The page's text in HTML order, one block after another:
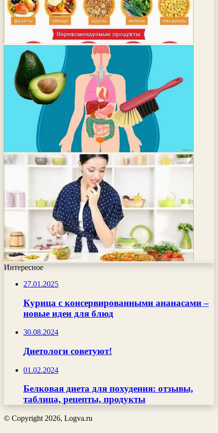
Интересное
27.01.2025
Курица с консервированными ананасами –
новые идеи для блюд
30.08.2024
Диетологи советуют!
01.02.2024
Белковая диета для похудения: отзывы,
таблица, рецепты, продукты
© Copyright 2026, Logva.ru